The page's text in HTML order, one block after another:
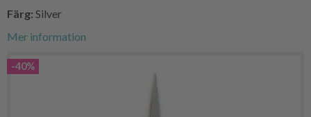
Färg: Silver
Mer information
-40%